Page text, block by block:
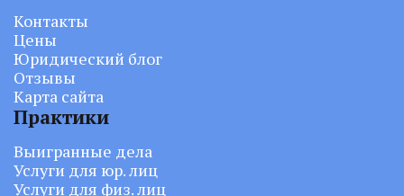
Контакты
Цены
Юридический блог
Отзывы
Карта сайта
Практики
Выигранные дела
Услуги для юр. лиц
Услуги для физ. лиц